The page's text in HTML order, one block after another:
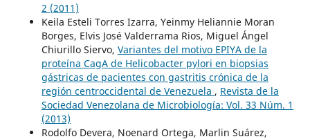
2 (2011)
Keila Esteli Torres Izarra, Yeinmy Heliannie Moran
Borges, Elvis José Valderrama Rios, Miguel Ángel
Chiurillo Siervo, Variantes del motivo EPIYA de la
proteína CagA de Helicobacter pylori en biopsias
gástricas de pacientes con gastritis crónica de la
región centroccidental de Venezuela , Revista de la
Sociedad Venezolana de Microbiología: Vol. 33 Núm. 1
(2013)
Rodolfo Devera, Noenard Ortega, Marlin Suárez,